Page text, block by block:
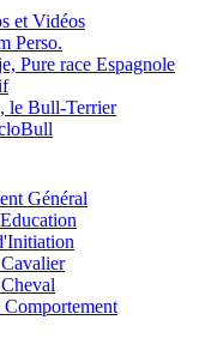
et Vidéos
Perso.
Pure race Espagnole
le Bull-Terrier
Général